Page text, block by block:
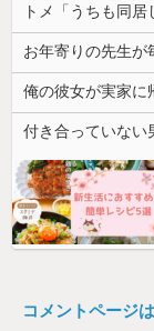
コメントページ